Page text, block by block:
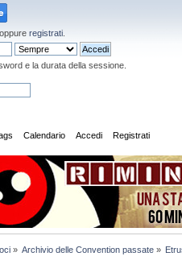
oppure registrati
e la durata della sessione.
Calendario Accedi Registrati
» Archivio delle Convention passate»